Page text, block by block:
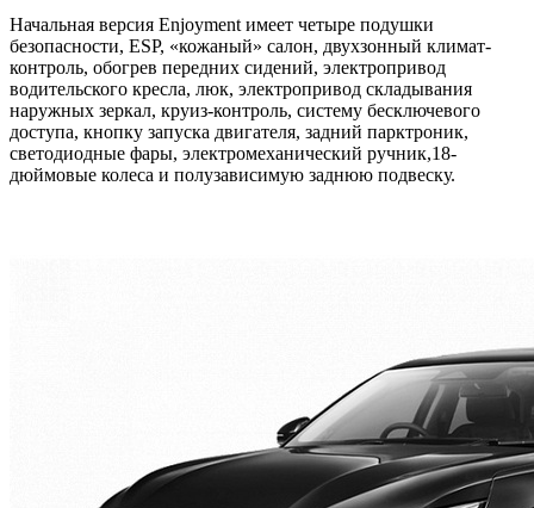
Начальная версия Enjoyment имеет четыре подушки
безопасности, ESP, «кожаный» салон, двухзонный климат-
контроль, обогрев передних сидений, электропривод
водительского кресла, люк, электропривод складывания
наружных зеркал, круиз-контроль, систему бесключевого
доступа, кнопку запуска двигателя, задний парктроник,
светодиодные фары, электромеханический ручник,18-
дюймовые колеса и полузависимую заднюю подвеску.